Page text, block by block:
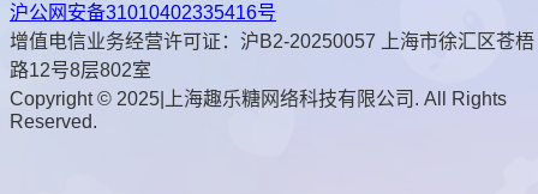
沪公网安备31010402335416号
增值电信业务经营许可证：沪B2-20250057 上海市徐汇区苍梧
路12号8层802室
Copyright © 2025|上海趣乐糖网络科技有限公司. All Rights
Reserved.